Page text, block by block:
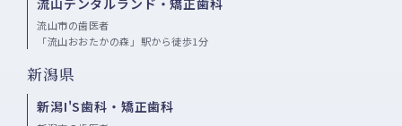
流山デンタルランド・矯正歯科
流山市の歯医者
「流山おおたかの森」駅から徒歩1分
新潟県
新潟I'S歯科・矯正歯科